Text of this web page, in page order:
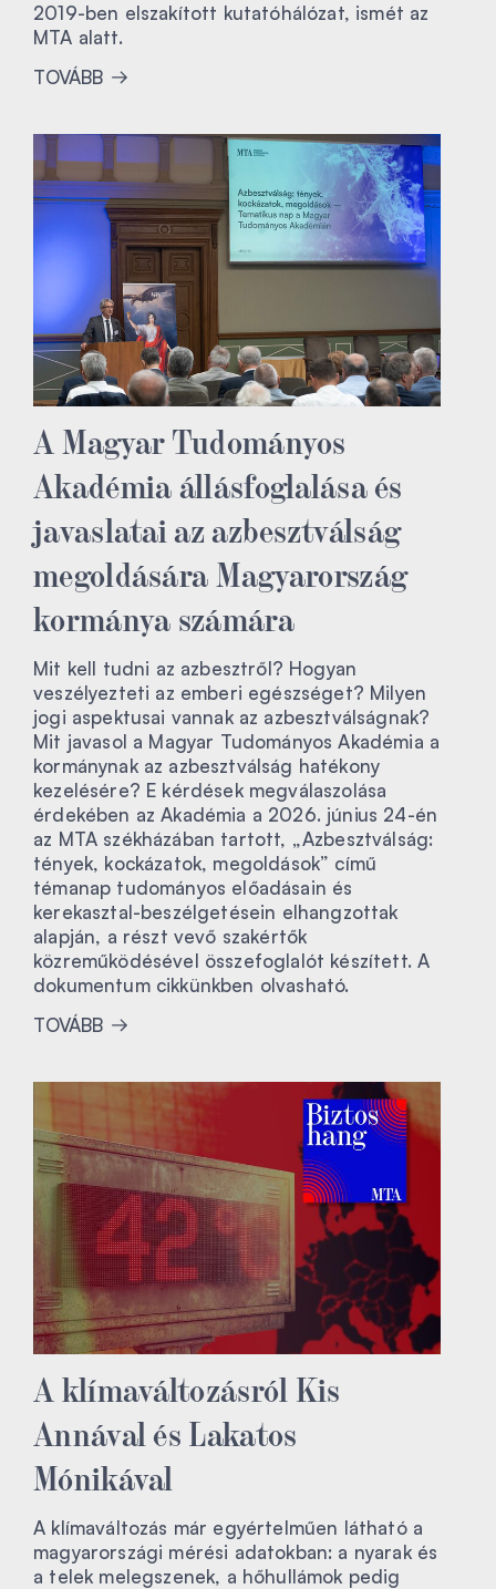
2019-ben elszakított kutatóhálózat, ismét az
MTA alatt.
TOVÁBB
A Magyar Tudományos
Akadémia állásfoglalása és
javaslatai az azbesztválság
megoldására Magyarország
kormánya számára
Mit kell tudni az azbesztről? Hogyan
veszélyezteti az emberi egészséget? Milyen
jogi aspektusai vannak az azbesztválságnak?
Mit javasol a Magyar Tudományos Akadémia a
kormánynak az azbesztválság hatékony
kezelésére? E kérdések megválaszolása
érdekében az Akadémia a 2026. június 24-én
az MTA székházában tartott, „Azbesztválság:
tények, kockázatok, megoldások” című
témanap tudományos előadásain és
kerekasztal-beszélgetésein elhangzottak
alapján, a részt vevő szakértők
közreműködésével összefoglalót készített. A
dokumentum cikkünkben olvasható.
TOVÁBB
A klímaváltozásról Kis
Annával és Lakatos
Mónikával
A klímaváltozás már egyértelműen látható a
magyarországi mérési adatokban: a nyarak és
a telek melegszenek, a hőhullámok pedig